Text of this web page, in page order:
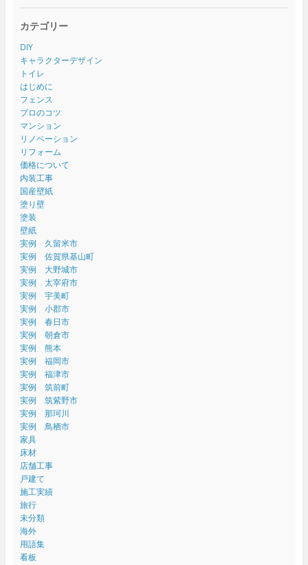
カテゴリー
DIY
キャラクターデザイン
トイレ
はじめに
フェンス
プロのコツ
マンション
リノベーション
リフォーム
価格について
内装工事
国産壁紙
塗り壁
塗装
壁紙
実例 久留米市
実例 佐賀県基山町
実例 大野城市
実例 太宰府市
実例 宇美町
実例 小郡市
実例 春日市
実例 朝倉市
実例 熊本
実例 福岡市
実例 福津市
実例 筑前町
実例 筑紫野市
実例 那珂川
実例 鳥栖市
家具
床材
店舗工事
戸建て
施工実績
旅行
未分類
海外
用語集
看板